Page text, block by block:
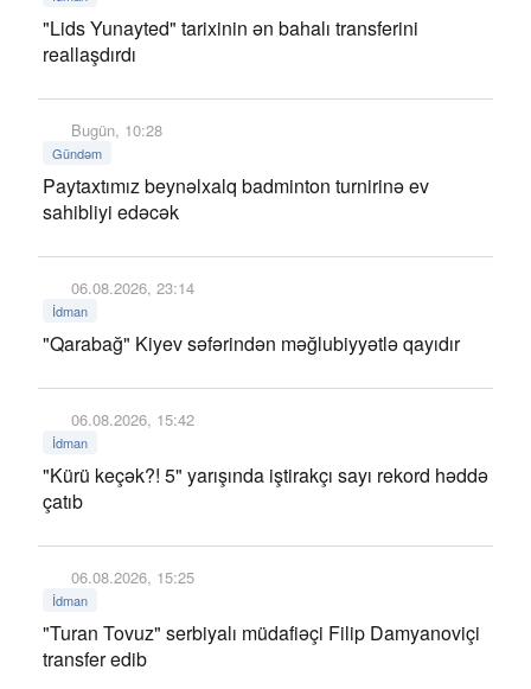
"Lids Yunayted" tarixinin ən bahalı transferini
reallaşdırdı
Bugün, 10:28
Gündəm
Paytaxtımız beynəlxalq badminton turnirinə ev
sahibliyi edəcək
06.08.2026, 23:14
İdman
"Qarabağ" Kiyev səfərindən məğlubiyyətlə qayıdır
06.08.2026, 15:42
İdman
"Kürü keçək?! 5" yarışında iştirakçı sayı rekord həddə
çatıb
06.08.2026, 15:25
İdman
"Turan Tovuz" serbiyalı müdafiəçi Filip Damyanoviçi
transfer edib